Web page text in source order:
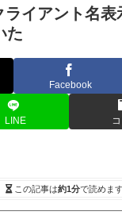
イアント名表
た
Facebook
LINE
この記事は約1分で読めます